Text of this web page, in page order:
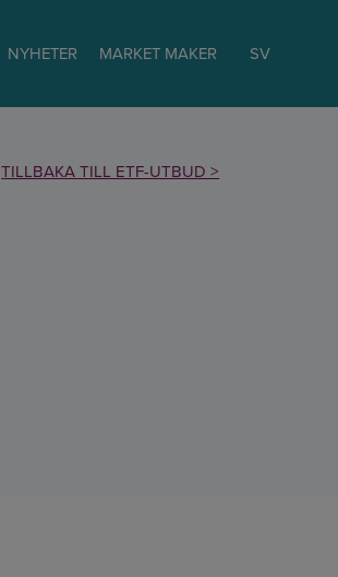
NYHETER MARKET MAKER SV
TILLBAKA TILL ETF-UTBUD >